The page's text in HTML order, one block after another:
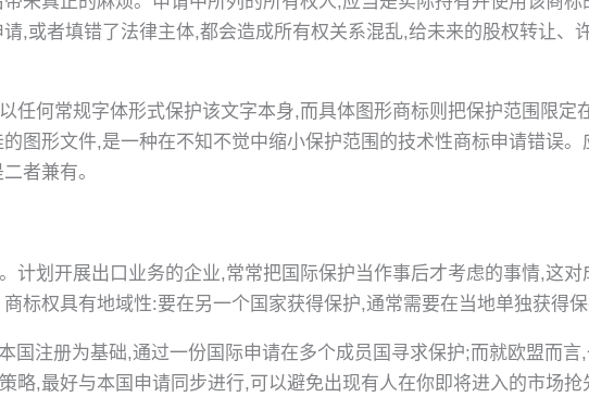
,或者填错了法律主体,都会造成所有权关系混乱,给未来的股权转让、
任何常规字体形式保护该文字本身,而具体图形商标则把保护范围限定
图形文件,是一种在不知不觉中缩小保护范围的技术性商标申请错误。
者兼有。
计划开展出口业务的企业,常常把国际保护当作事后才考虑的事情,这对
标权具有地域性:要在另一个国家获得保护,通常需要在当地单独获得保
国注册为基础,通过一份国际申请在多个成员国寻求保护;而就欧盟而言
略,最好与本国申请同步进行,可以避免出现有人在你即将进入的市场抢